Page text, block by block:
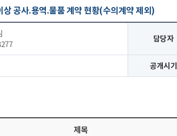
상 공사.용역.물품 계약 현황(수의계약 제외)
담당자
공개시기
제목